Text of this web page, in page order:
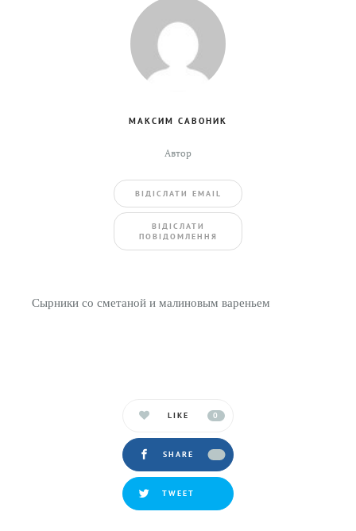
МАКСИМ САВОНИК
Автор
ВIДIСЛАТИ EMAIL
BIДIСЛАТИ
ПОВIДОМЛЕННЯ
Сырники со сметаной и малиновым вареньем
LIKE 0
SHARE
TWEET